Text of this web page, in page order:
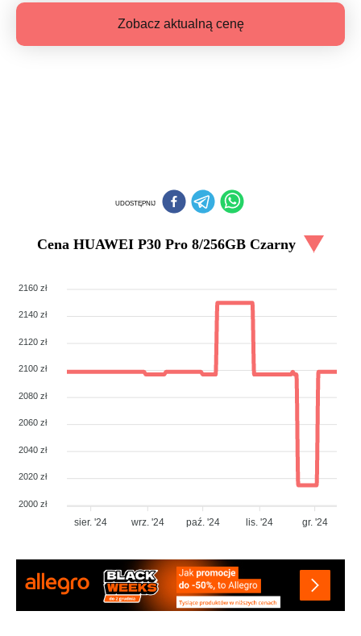
Zobacz aktualną cenę
UDOSTĘPNIJ
Cena HUAWEI P30 Pro 8/256GB Czarny
2160 zł
2140 zł
2120 zł
2100 zł
2080 zł
2060 zł
2040 zł
2020 zł
2000 zł
sier. '24 wrz. '24 paź. '24 lis. '24 gr. '24